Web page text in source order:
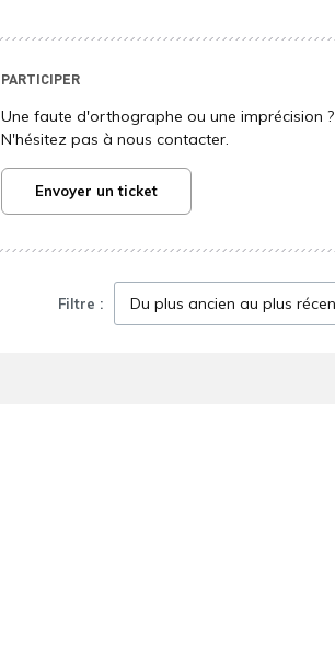
PARTICIPER
Une faute d'orthographe ou une imprécision ?
N'hésitez pas à nous contacter.
Envoyer un ticket
Filtre :